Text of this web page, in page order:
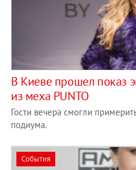
В Киеве прошел показ
из меха PUNTO
Гости вечера смогли
подиума.
События